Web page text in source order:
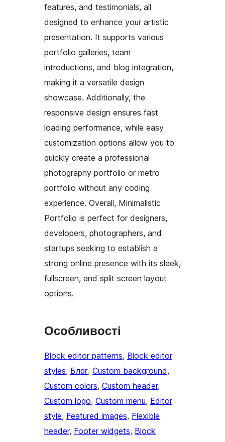
features, and testimonials, all
designed to enhance your artistic
presentation. It supports various
portfolio galleries, team
introductions, and blog integration,
making it a versatile design
showcase. Additionally, the
responsive design ensures fast
loading performance, while easy
customization options allow you to
quickly create a professional
photography portfolio or metro
portfolio without any coding
experience. Overall, Minimalistic
Portfolio is perfect for designers,
developers, photographers, and
startups seeking to establish a
strong online presence with its sleek,
fullscreen, and split screen layout
options.
Особливості
Block editor patterns, Block editor
styles, Блог, Custom background
Custom colors, Custom header
Custom logo, Custom menu, Editor
style, Featured images, Flexible
header, Footer widgets, Block